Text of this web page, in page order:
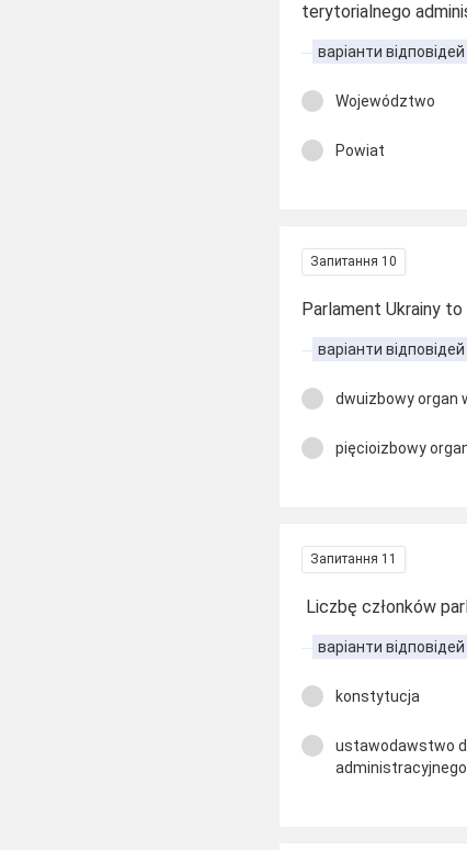
terytorialnego
варіанти відповідей
Województwo
Powiat
Запитання 10
Parlament Ukrainy to
варіанти відповідей
dwuizbowy organ
pięcioizbowy
Запитання 11
Liczbę członków
варіанти відповідей
konstytucja
ustawodawstwo
administracyjnego